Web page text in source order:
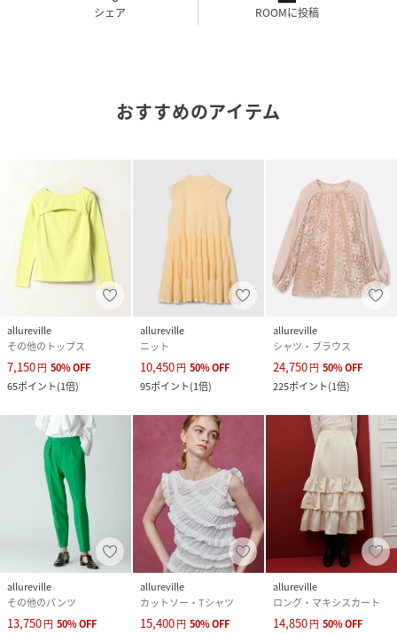
シェア ROOMに投稿
おすすめのアイテム
allureville
その他のトップス
7,150円 50%OFF
65ポイント(1倍)
allureville
ニット
10,450円 50%OFF
95ポイント(1倍)
allureville
シャツ・ブラウス
24,750円 50%OFF
225ポイント(1倍)
allureville
その他のパンツ
13,750円 50%OFF
allureville
カットソー・Tシャツ
15,400円 50%OFF
allureville
ロング・マキシスカート
14,850円 50%OFF